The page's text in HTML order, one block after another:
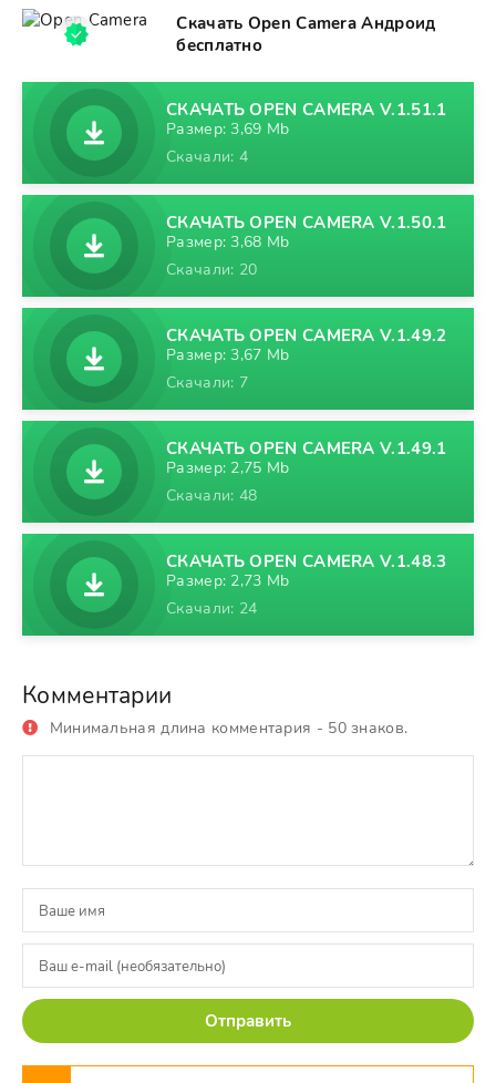
Скачать Open Camera Андроид
бесплатно
СКАЧАТЬ OPEN CAMERA V.1.51.1
Размер: 3,69 Mb
Скачали: 4
СКАЧАТЬ OPEN CAMERA V.1.50.1
Размер: 3,68 Mb
Скачали: 20
СКАЧАТЬ OPEN CAMERA V.1.49.2
Размер: 3,67 Mb
Скачали: 7
СКАЧАТЬ OPEN CAMERA V.1.49.1
Размер: 2,75 Mb
Скачали: 48
СКАЧАТЬ OPEN CAMERA V.1.48.3
Размер: 2,73 Mb
Скачали: 24
Комментарии
Минимальная длина комментария - 50 знаков.
Отправить